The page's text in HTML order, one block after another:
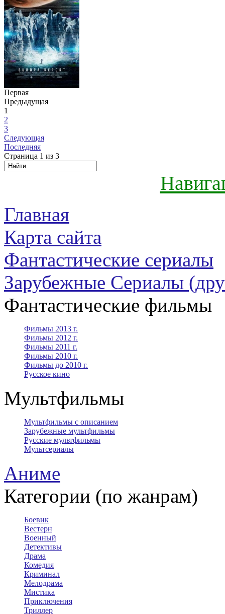
Первая
Предыдущая
1
2
3
Следующая
Последняя
Страница 1 из 3
Главная
Карта сайта
Фантастические сериалы
Зарубежные Сериалы
Фантастические фильмы
Фильмы 2013 г.
Фильмы 2012 г.
Фильмы 2011 г.
Фильмы 2010 г.
Фильмы до 2010 г.
Русское кино
Мультфильмы
Мультфильмы с описанием
Зарубежные мультфильмы
Русские мультфильмы
Мультсериалы
Аниме
Категории (по жанрам)
Боевик
Вестерн
Военный
Детективы
Драма
Комедия
Криминал
Мелодрама
Мистика
Приключения
Триллер